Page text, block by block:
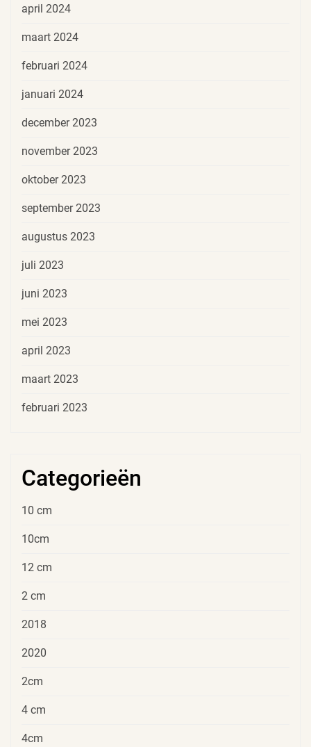
april 2024
maart 2024
februari 2024
januari 2024
december 2023
november 2023
oktober 2023
september 2023
augustus 2023
juli 2023
juni 2023
mei 2023
april 2023
maart 2023
februari 2023
Categorieën
10 cm
10cm
12 cm
2 cm
2018
2020
2cm
4 cm
4cm